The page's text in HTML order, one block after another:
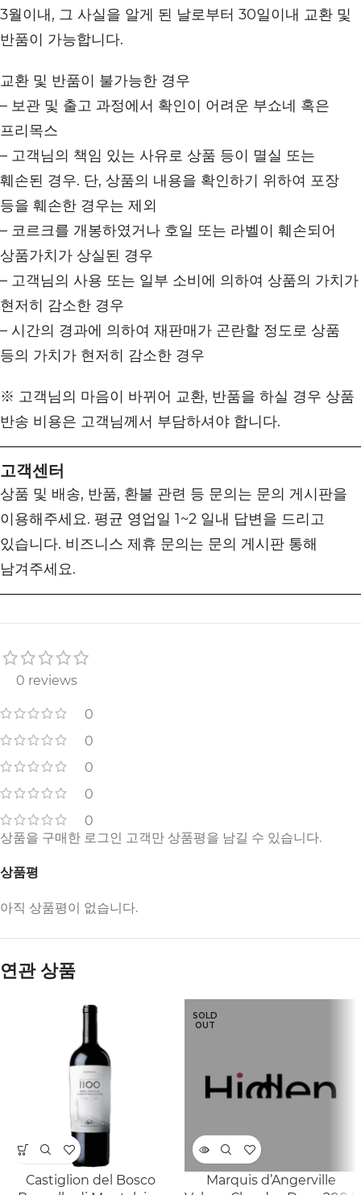
3월이내, 그 사실을 알게 된 날로부터 30일이내 교환 및
반품이 가능합니다.
교환 및 반품이 불가능한 경우
– 보관 및 출고 과정에서 확인이 어려운 부쇼네 혹은
프리목스
– 고객님의 책임 있는 사유로 상품 등이 멸실 또는
훼손된 경우. 단, 상품의 내용을 확인하기 위하여 포장
등을 훼손한 경우는 제외
– 코르크를 개봉하였거나 호일 또는 라벨이 훼손되어
상품가치가 상실된 경우
– 고객님의 사용 또는 일부 소비에 의하여 상품의 가치가
현저히 감소한 경우
– 시간의 경과에 의하여 재판매가 곤란할 정도로 상품
등의 가치가 현저히 감소한 경우
※ 고객님의 마음이 바뀌어 교환, 반품을 하실 경우 상품
반송 비용은 고객님께서 부담하셔야 합니다.
고객센터
상품 및 배송, 반품, 환불 관련 등 문의는 문의 게시판을
이용해주세요. 평균 영업일 1~2 일내 답변을 드리고
있습니다. 비즈니스 제휴 문의는 문의 게시판 통해
남겨주세요.
0 reviews
0
0
0
0
0
상품평
아직 상품평이 없습니다.
상품을 구매한 로그인 고객만 상품평을 남길 수 있습니다.
연관 상품
Castiglion del Bosco
SOLD
OUT
Marquis d’Angerville